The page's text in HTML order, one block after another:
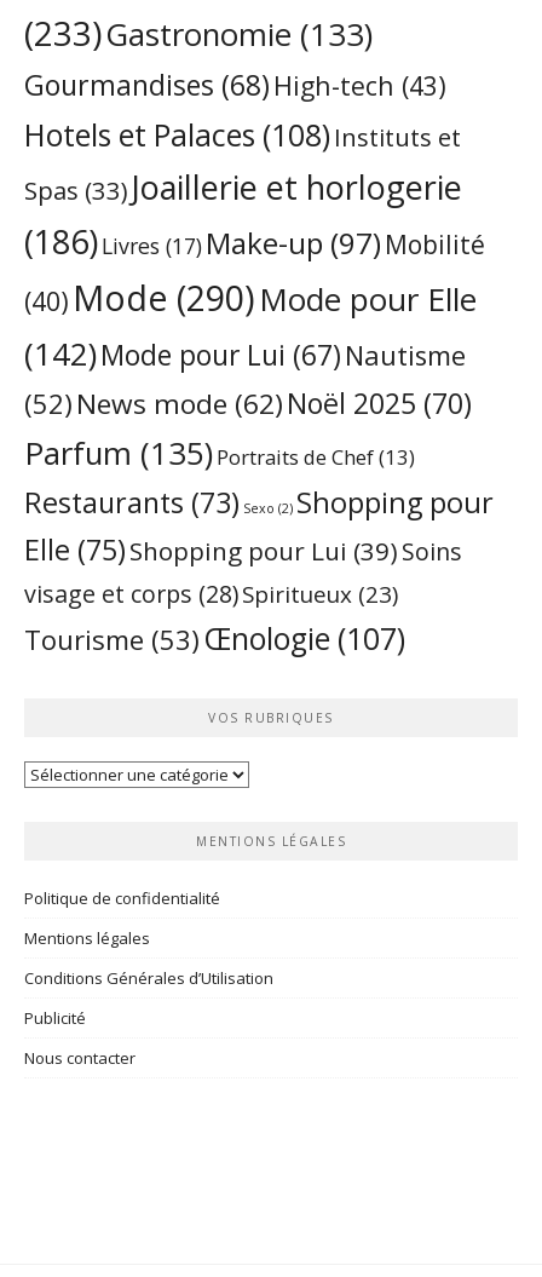
(233)Gastronomie (133)
Gourmandises (68) High-tech (43)
Hotels et Palaces (108) Instituts et
Spas (33) Joaillerie et horlogerie
(186)Livres (17) Make-up (97) Mobilité
(40) Mode (290)Mode pour Elle
(142)Mode pour Lui (67) Nautisme
(52) News mode (62)Noël 2025 (70)
Parfum (135)Portraits de Chef(13)
Restaurants (73) Sexo (2) Shopping pour
Elle (75)Shopping pour Lui (39)Soins
visage et corps (28)Spiritueux (23)
Tourisme (53) Œnologie (107)
VOS RUBRIQUES
Vos
MENTIONS LÉGALES
Politique de confidentialité
Mentions légales
Conditions Générales d’Utilisation
Publicité
Nous contacter